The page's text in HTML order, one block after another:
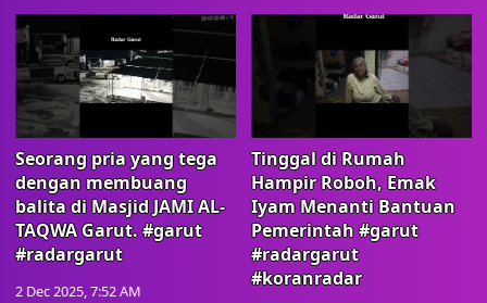
Seorang pria yang tega
dengan membuang
balita di Masjid JAMI AL-
TAQWA Garut. #garut
#radargarut
2 Dec 2025, 7:52 AM
Tinggal di Rumah
Hampir Roboh, Emak
Iyam Menanti Bantuan
Pemerintah #garut
#radargarut
#koranradar